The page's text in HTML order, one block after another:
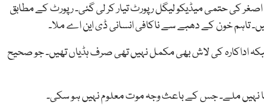
اصغر کی حتمی میڈیکو لیگل رپورٹ تیار کر لی گئی۔ رپورٹ کے مطابق
تاہم خون کے دھبے سے ناکافی انسانی ڈی این اے ملا۔
اداکارہ کی لاش بھی مکمل نہیں تھی صرف ہڈیاں تھیں۔ جو صحیح
نہیں ملے۔ جس کے باعث وجہ موت معلوم نہیں ہو سکی۔